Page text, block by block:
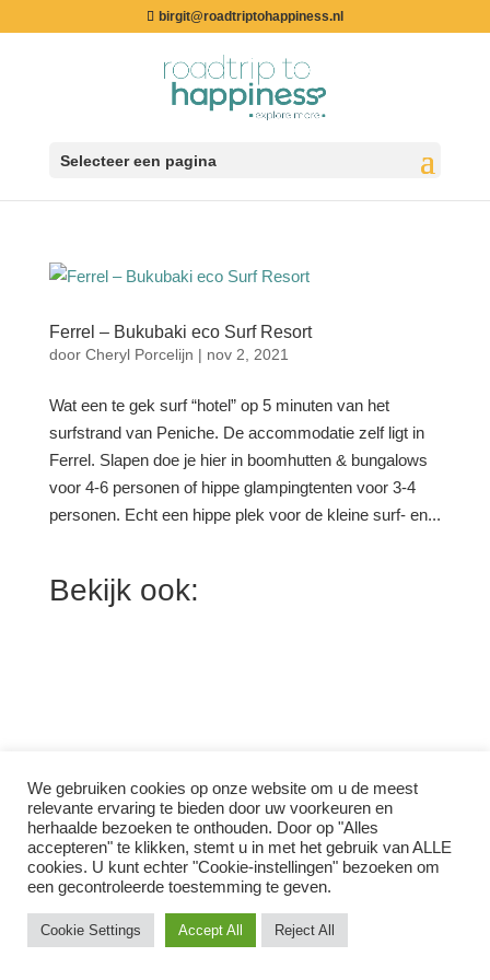
birgit@roadtriptohappiness.nl
Selecteer een pagina
Ferrel – Bukubaki eco Surf Resort
door Cheryl Porcelijn | nov 2, 2021
Wat een te gek surf “hotel” op 5 minuten van het
surfstrand van Peniche. De accommodatie zelf ligt in
Ferrel. Slapen doe je hier in boomhutten & bungalows
voor 4-6 personen of hippe glampingtenten voor 3-4
personen. Echt een hippe plek voor de kleine surf- en...
Bekijk ook:
Roadtrip to Happiness © | all rights reserved |Voorwaarden, privacy &
We gebruiken cookies op onze website om u de meest
relevante ervaring te bieden door uw voorkeuren en
herhaalde bezoeken te onthouden. Door op "Alles
accepteren" te klikken, stemt u in met het gebruik van ALLE
cookies. U kunt echter "Cookie-instellingen" bezoeken om
een ​​gecontroleerde toestemming te geven.
Cookie Settings Accept All Reject All